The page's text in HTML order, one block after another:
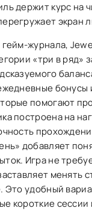
держит курс на
экран
гейм-журнала,
«три в ряд»
бонусы
помогают
построена на
добавляет
Игра не
менять
Это удобный
короткие сессии